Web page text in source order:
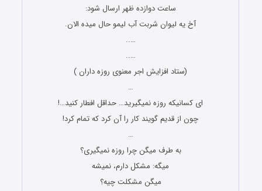
ساعت دوازده ظهر ارسال شود:
آخ یه لیوان شربت آب لیمو حال میده الان.
…..
…..
(ستاد افزایش اجر معنوی روزه داران )
…
ای کسانیکه روزه نمیگیرید… حداقل افطار کنید…!
چون از قدیم گویند کار را آن کرد که تمام کرد!
…
به طرف میگن چرا روزه نمیگیری؟
میگه: مشکل دارم، نمیشه
میگن مشکلت چیه؟